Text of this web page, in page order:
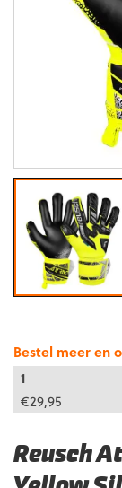
Reusch
Bestel meer en
1
€29,95